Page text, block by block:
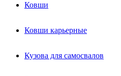
Ковши
Ковши карьерные
Кузова для самосвалов